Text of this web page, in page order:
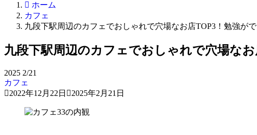
ホーム
カフェ
九段下駅周辺のカフェでおしゃれで穴場なお店TOP3！勉強が
九段下駅周辺のカフェでおしゃれで穴場な
2025 2/21
カフェ
2022年12月22日
2025年2月21日